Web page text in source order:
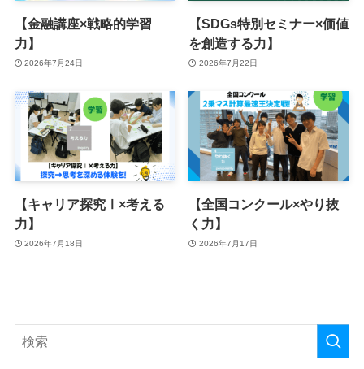
【金融講座×戦略的学習
力】
2026年7月24日
【SDGs特別セミナー×価値
を創造する力】
2026年7月22日
【キャリア探究Ⅰ×考える
力】
2026年7月18日
【全国コンクール×やり抜
く力】
2026年7月17日